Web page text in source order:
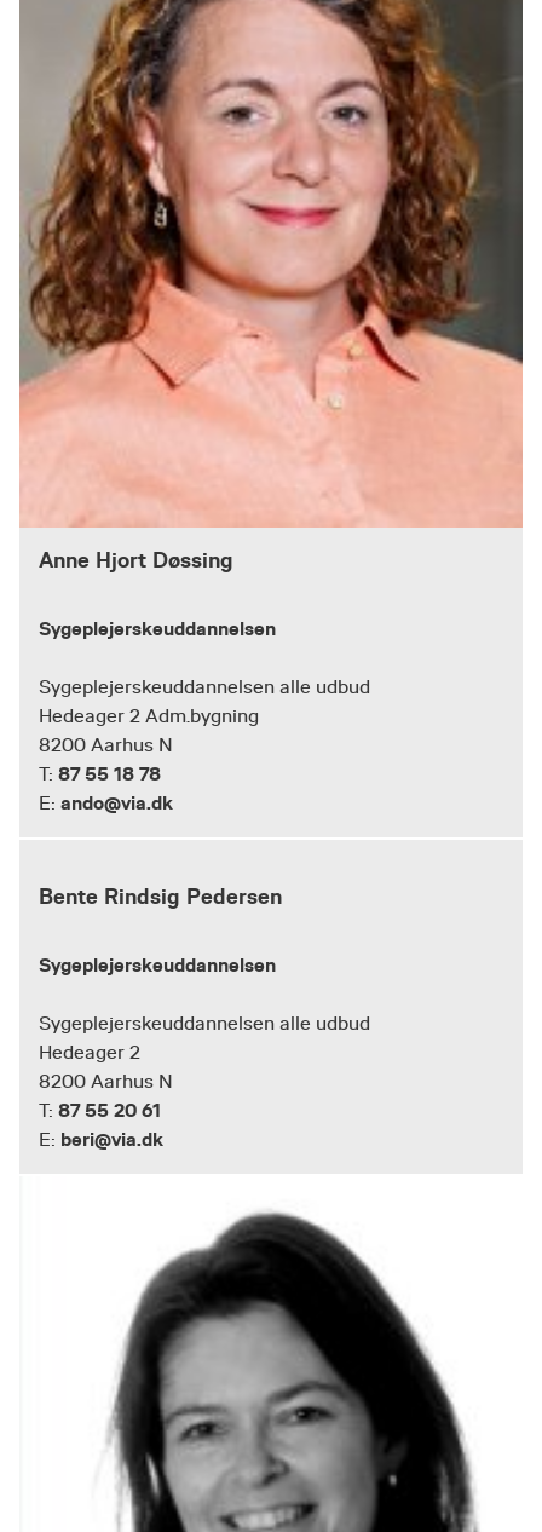
Anne Hjort Døssing
Sygeplejerskeuddannelsen
Sygeplejerskeuddannelsen alle udbud
Hedeager 2 Adm.bygning
8200 Aarhus N
T: 87 55 18 78
E: ando@via.dk
Bente Rindsig Pedersen
Sygeplejerskeuddannelsen
Sygeplejerskeuddannelsen alle udbud
Hedeager 2
8200 Aarhus N
T: 87 55 20 61
E: beri@via.dk